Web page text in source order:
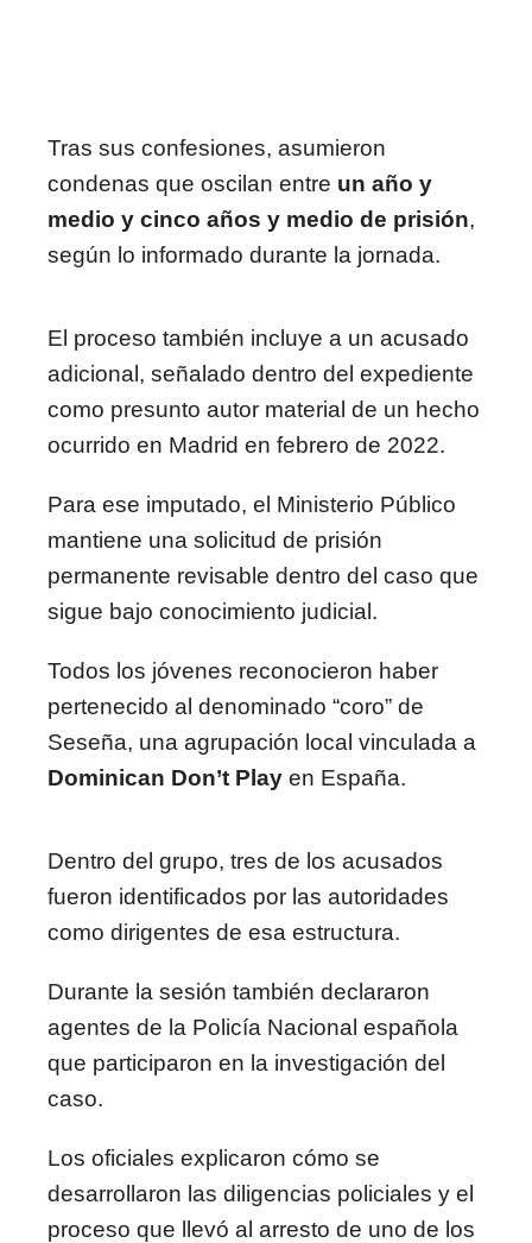
Tras sus confesiones, asumieron
condenas que oscilan entre un año y
medio y cinco años y medio de prisión,
según lo informado durante la jornada.
El proceso también incluye a un acusado
adicional, señalado dentro del expediente
como presunto autor material de un hecho
ocurrido en Madrid en febrero de 2022.
Para ese imputado, el Ministerio Público
mantiene una solicitud de prisión
permanente revisable dentro del caso que
sigue bajo conocimiento judicial.
Todos los jóvenes reconocieron haber
pertenecido al denominado “coro” de
Seseña, una agrupación local vinculada a
Dominican Don’t Play en España.
Dentro del grupo, tres de los acusados
fueron identificados por las autoridades
como dirigentes de esa estructura.
Durante la sesión también declararon
agentes de la Policía Nacional española
que participaron en la investigación del
caso.
Los oficiales explicaron cómo se
desarrollaron las diligencias policiales y el
proceso que llevó al arresto de uno de los